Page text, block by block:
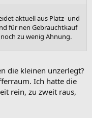
aktuell aus Platz- und
für nen Gebrauchtkauf
zu wenig Ahnung.
die kleinen unzerlegt?
Ich hatte die
rein, zu zweit raus,